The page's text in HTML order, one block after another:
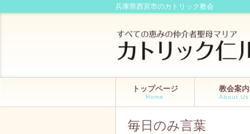
兵庫県西宮市のカトリック教会
トップページ
Home
教会案内
About Us
毎日のみ言葉